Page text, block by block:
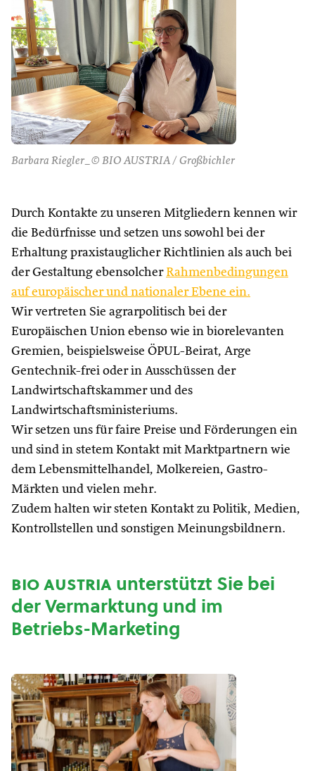
Barbara Riegler_© BIO AUSTRIA / Großbichler
Durch Kontakte zu unseren Mitgliedern kennen wir
die Bedürfnisse und setzen uns sowohl bei der
Erhaltung praxistauglicher Richtlinien als auch bei
der Gestaltung ebensolcher Rahmenbedingungen
auf europäischer und nationaler Ebene ein.
Wir vertreten Sie agrarpolitisch bei der
Europäischen Union ebenso wie in biorelevanten
Gremien, beispielsweise ÖPUL-Beirat, Arge
Gentechnik-frei oder in Ausschüssen der
Landwirtschaftskammer und des
Landwirtschaftsministeriums.
Wir setzen uns für faire Preise und Förderungen ein
und sind in stetem Kontakt mit Marktpartnern wie
dem Lebensmittelhandel, Molkereien, Gastro-
Märkten und vielen mehr.
Zudem halten wir steten Kontakt zu Politik, Medien,
Kontrollstellen und sonstigen Meinungsbildnern.
bio austriaunterstützt Sie bei
der Vermarktung und im
Betriebs-Marketing